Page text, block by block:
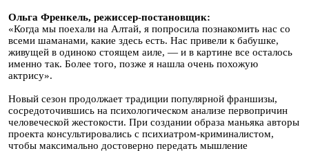
Ольга Френкель, режиссер-постановщик:
«Когда мы поехали на Алтай, я попросила познакомить нас со
всеми шаманами, какие здесь есть. Нас привели к бабушке,
живущей в одиноко стоящем аиле, — и в картине все осталось
именно так. Более того, позже я нашла очень похожую
актрису».
Новый сезон продолжает традиции популярной франшизы,
сосредоточившись на психологическом анализе первопричин
человеческой жестокости. При создании образа маньяка авторы
проекта консультировались с психиатром-криминалистом,
чтобы максимально достоверно передать мышление